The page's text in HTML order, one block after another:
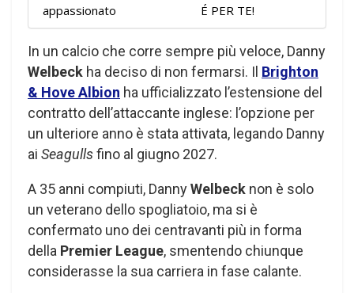
appassionato
É PER TE!
In un calcio che corre sempre più veloce, Danny
Welbeck ha deciso di non fermarsi. Il Brighton
& Hove Albion ha ufficializzato l’estensione del
contratto dell’attaccante inglese: l’opzione per
un ulteriore anno è stata attivata, legando Danny
ai Seagullsfino al giugno 2027.
A 35 anni compiuti, DannyWelbeck non è solo
un veterano dello spogliatoio, ma si è
confermato uno dei centravanti più in forma
della Premier League, smentendo chiunque
considerasse la sua carriera in fase calante.